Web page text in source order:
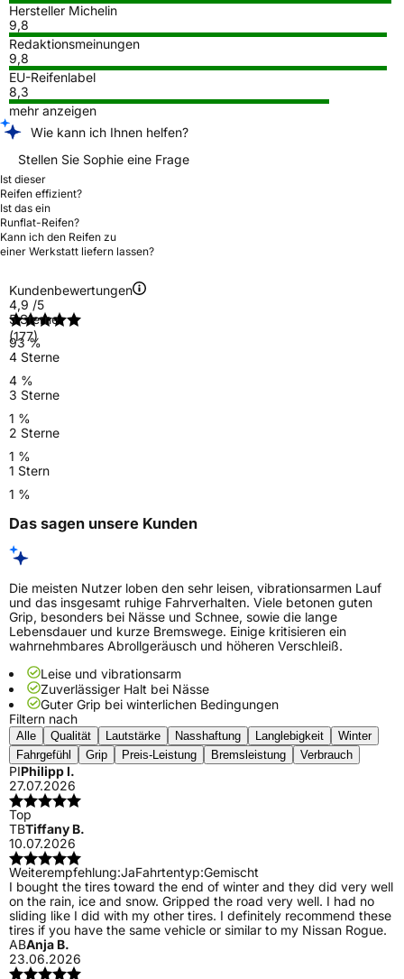
Hersteller Michelin
9,8
Redaktionsmeinungen
9,8
EU-Reifenlabel
8,3
mehr anzeigen
Wie kann ich Ihnen helfen?
Stellen Sie Sophie eine Frage
Ist dieser
Reifen effizient?
Ist das ein
Runflat-Reifen?
Kann ich den Reifen zu
einer Werkstatt liefern lassen?
Kundenbewertungen
4,9 /5
(177)
5 Sterne
93 %
4 Sterne
4 %
3 Sterne
1 %
2 Sterne
1 %
1 Stern
1 %
Das sagen unsere Kunden
Die meisten Nutzer loben den sehr leisen, vibrationsarmen Lauf
und das insgesamt ruhige Fahrverhalten. Viele betonen guten
Grip, besonders bei Nässe und Schnee, sowie die lange
Lebensdauer und kurze Bremswege. Einige kritisieren ein
wahrnehmbares Abrollgeräusch und höheren Verschleiß.
Leise und vibrationsarm
Zuverlässiger Halt bei Nässe
Guter Grip bei winterlichen Bedingungen
Filtern nach
Alle Qualität Lautstärke Nasshaftung Langlebigkeit
Winter
Fahrgefühl
Grip Preis-Leistung Bremsleistung Verbrauch
PIPhilipp I.
27.07.2026
Top
TBTiffany B.
10.07.2026
Weiterempfehlung:JaFahrtentyp:Gemischt
I bought the tires toward the end of winter and they did very well
on the rain, ice and snow. Gripped the road very well. I had no
sliding like I did with my other tires. I definitely recommend these
tires if you have the same vehicle or similar to my Nissan Rogue.
ABAnja B.
23.06.2026